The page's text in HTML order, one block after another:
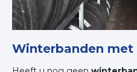
Winterbanden met